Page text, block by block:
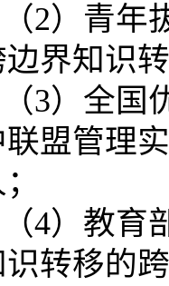
（2）青
界知识
（3）全
联盟管理
（4）教
转移的